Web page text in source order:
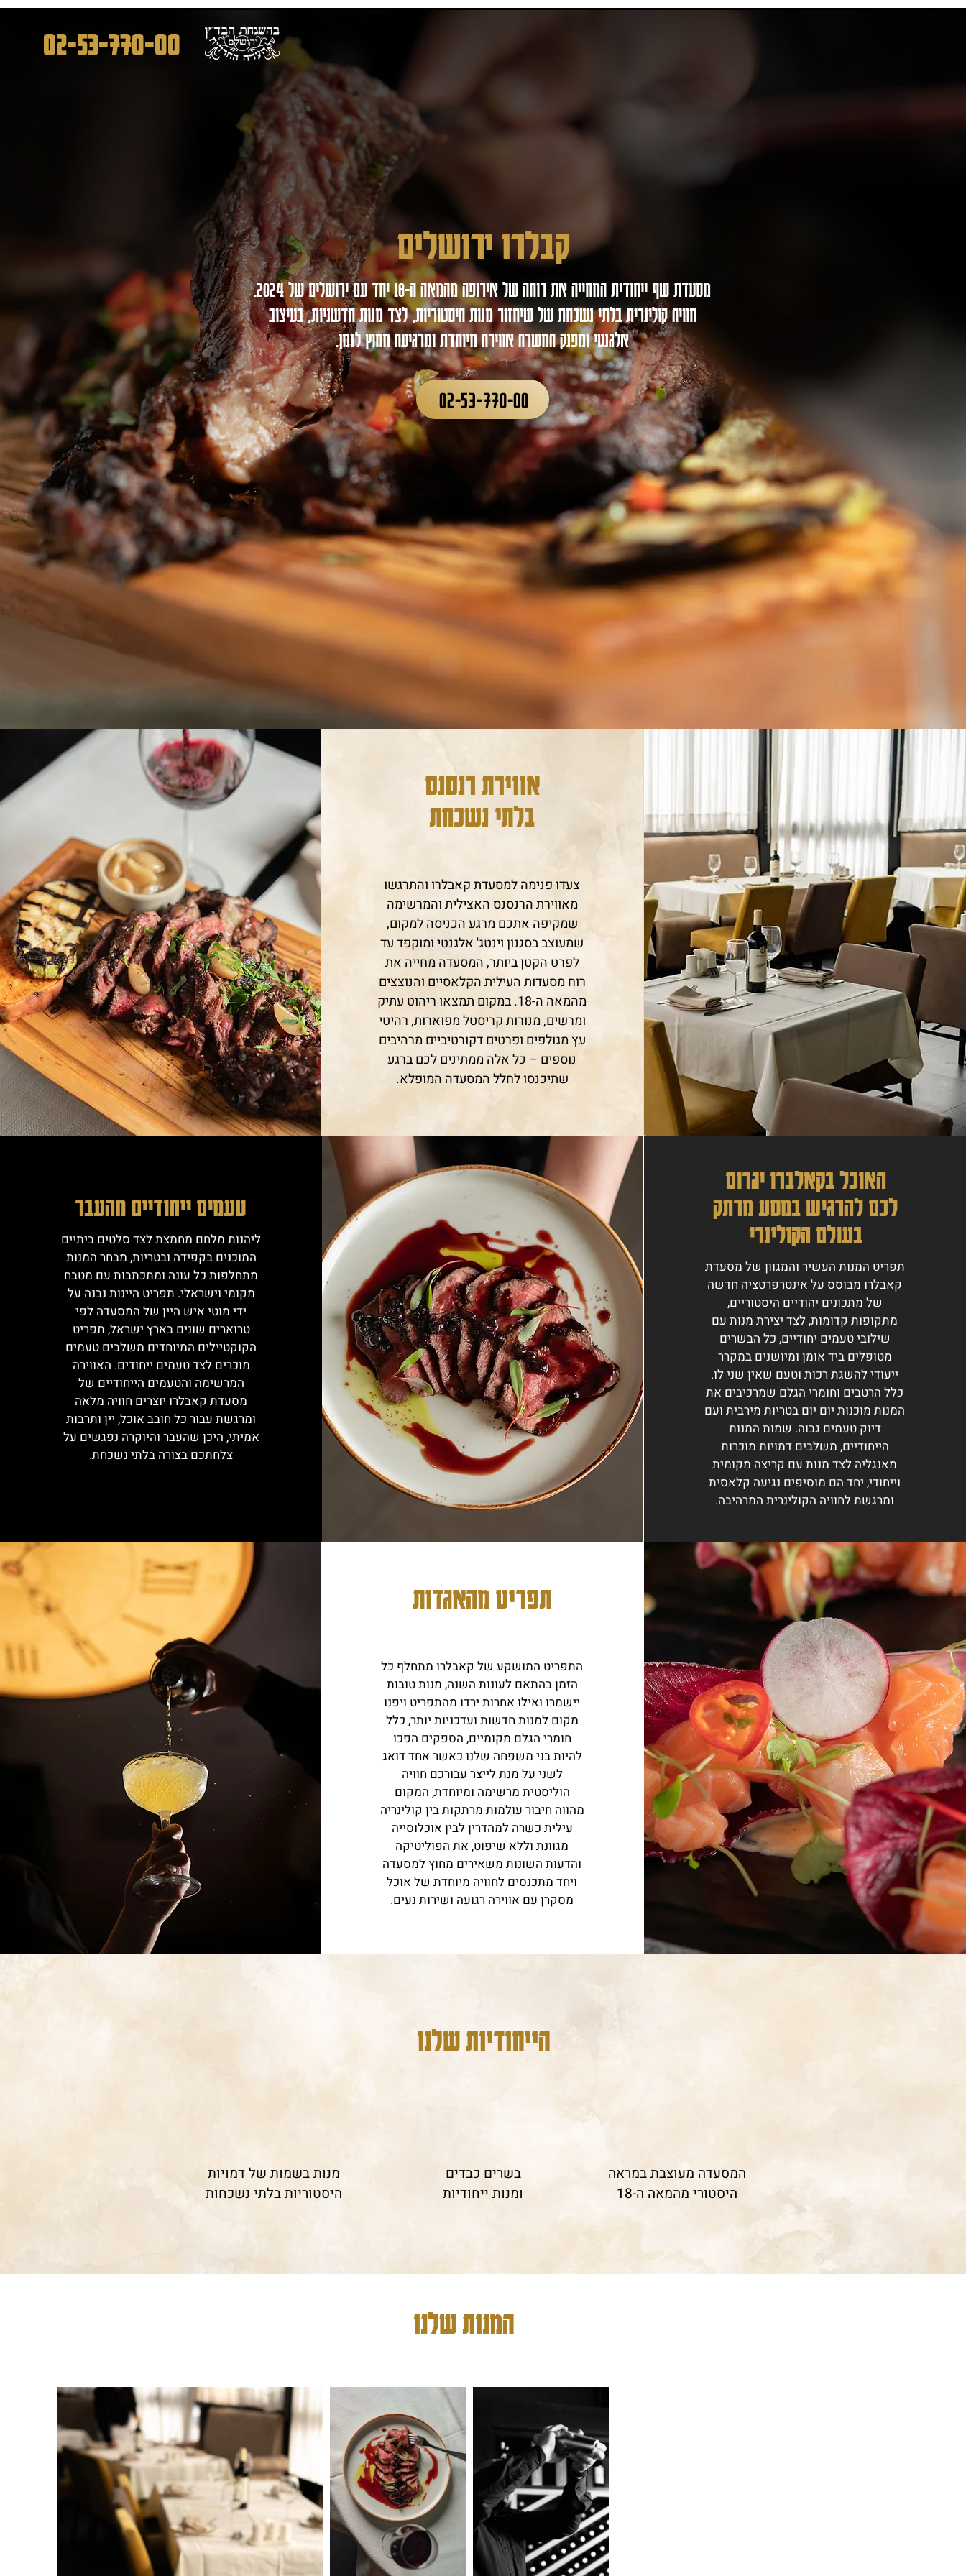
02-53-770-00
קבלרו ירושלים
מסעדת שף ייחודית המחייה את רוחה של אירופה מהמאה ה-18 יחד עם ירושלים של 2024.
חוויה קולינרית בלתי נשכחת של שיחזור מנות היסטוריות, לצד מנות חדשניות, בעיצוב
אלגנטי ומפנק המשרה אווירה מיוחדת ומרגיעה מחוץ לזמן.
02-53-770-00
אווירת רנסנס
בלתי נשכחת
צעדו פנימה למסעדת קאבלרו והתרגשו
מאווירת הרנסנס האצילית והמרשימה
שמקיפה אתכם מרגע הכניסה למקום,
שמעוצב בסגנון וינטג' אלגנטי ומוקפד עד
לפרט הקטן ביותר, המסעדה מחייה את
רוח מסעדות העילית הקלאסיים והנוצצים
מהמאה ה-18. במקום תמצאו ריהוט עתיק
ומרשים, מנורות קריסטל מפוארות, רהיטי
עץ מגולפים ופרטים דקורטיביים מרהיבים
נוספים – כל אלה ממתינים לכם ברגע
שתיכנסו לחלל המסעדה המופלא.
טעמים ייחודיים מהעבר
ליהנות מלחם מחמצת לצד סלטים ביתיים
המוכנים בקפידה ובטריות, מבחר המנות
מתחלפות כל עונה ומתכתבות עם מטבח
מקומי וישראלי. תפריט היינות נבנה על
ידי מוטי איש היין של המסעדה לפי
טרוארים שונים בארץ ישראל, תפריט
הקוקטיילים המיוחדים משלבים טעמים
מוכרים לצד טעמים ייחודים. האווירה
המרשימה והטעמים הייחודיים של
מסעדת קאבלרו יוצרים חוויה מלאה
ומרגשת עבור כל חובב אוכל, יין ותרבות
אמיתי, היכן שהעבר והיוקרה נפגשים על
צלחתכם בצורה בלתי נשכחת.
האוכל בקאלברו יגרום
לכם להרגיש במסע מרתק
בעולם הקולינרי
תפריט המנות העשיר והמגוון של מסעדת
קאבלרו מבוסס על אינטרפרטציה חדשה
של מתכונים יהודיים היסטוריים,
מתקופות קדומות, לצד יצירת מנות עם
שילובי טעמים יחודיים, כל הבשרים
מטופלים ביד אומן ומיושנים במקרר
ייעודי להשגת רכות וטעם שאין שני לו.
כלל הרטבים וחומרי הגלם שמרכיבים את
המנות מוכנות יום יום בטריות מירבית ועם
דיוק טעמים גבוה. שמות המנות
הייחודיים, משלבים דמויות מוכרות
מאנגליה לצד מנות עם קריצה מקומית
וייחודי, יחד הם מוסיפים נגיעה קלאסית
ומרגשת לחוויה הקולינרית המרהיבה.
תפריט מהאגדות
התפריט המושקע של קאבלרו מתחלף כל
הזמן בהתאם לעונות השנה, מנות טובות
יישמרו ואילו אחרות ירדו מהתפריט ויפנו
מקום למנות חדשות ועדכניות יותר, כלל
חומרי הגלם מקומיים, הספקים הפכו
להיות בני משפחה שלנו כאשר אחד דואג
לשני על מנת לייצר עבורכם חוויה
הוליסטית מרשימה ומיוחדת, המקום
מהווה חיבור עולמות מרתקות בין קולינריה
עילית כשרה למהדרין לבין אוכלוסייה
מגוונת וללא שיפוט, את הפוליטיקה
והדעות השונות משאירים מחוץ למסעדה
ויחד מתכנסים לחוויה מיוחדת של אוכל
מסקרן עם אווירה רגועה ושירות נעים.
הייחודיות שלנו
מנות בשמות של דמויות
היסטוריות בלתי נשכחות
בשרים כבדים
ומנות ייחודיות
המסעדה מעוצבת במראה
היסטורי מהמאה ה-18
המנות שלנו